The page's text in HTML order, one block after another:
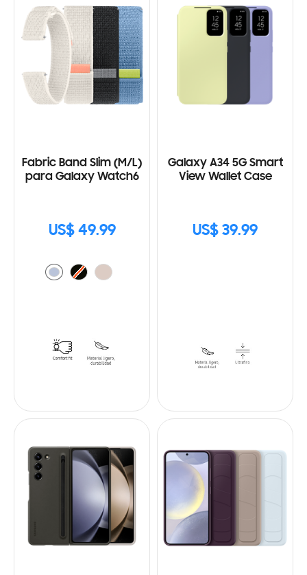
Fabric Band Slim (M/L)
para Galaxy Watch6
US$ 49.99
Galaxy A34 5G Smart
View Wallet Case
US$ 39.99